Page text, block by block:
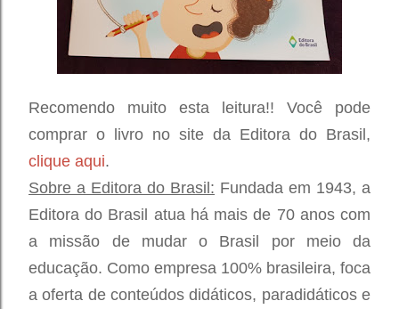
Recomendo muito esta leitura!! Você pode
comprar o livro no site da Editora do Brasil,
clique aqui.
Sobre a Editora do Brasil: Fundada em 1943, a
Editora do Brasil atua há mais de 70 anos com
a missão de mudar o Brasil por meio da
educação. Como empresa 100% brasileira, foca
a oferta de conteúdos didáticos, paradidáticos e